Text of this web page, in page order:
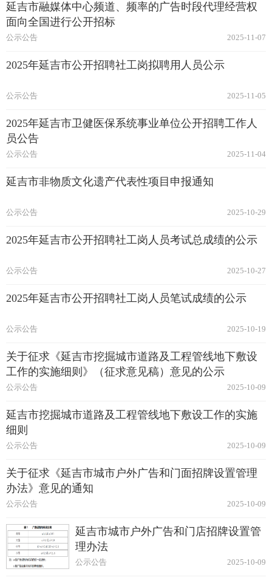
延吉市融媒体中心频道、频率的广告时段代理经营权
面向全国进行公开招标
2025-11-07
公示公告
2025年延吉市公开招聘社工岗拟聘用人员公示
2025-11-05
公示公告
2025年延吉市卫健医保系统事业单位公开招聘工作人
员公告
2025-11-04
公示公告
延吉市非物质文化遗产代表性项目申报通知
2025-10-29
公示公告
2025年延吉市公开招聘社工岗人员考试总成绩的公示
2025-10-27
公示公告
2025年延吉市公开招聘社工岗人员笔试成绩的公示
2025-10-19
公示公告
关于征求《延吉市挖掘城市道路及工程管线地下敷设
工作的实施细则》（征求意见稿）意见的公示
2025-10-09
公示公告
延吉市挖掘城市道路及工程管线地下敷设工作的实施
细则
2025-10-09
公示公告
关于征求《延吉市城市户外广告和门面招牌设置管理
办法》意见的通知
2025-10-09
公示公告
延吉市城市户外广告和门店招牌设置管
理办法
2025-10-09
公示公告